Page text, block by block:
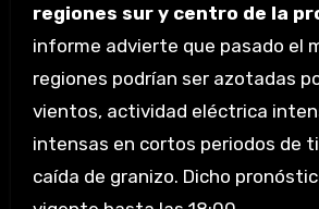
regiones sur y centro de la
informe advierte que pasado el
regiones podrían ser azotadas
vientos, actividad eléctrica
intensas en cortos periodos de
caída de granizo. Dicho